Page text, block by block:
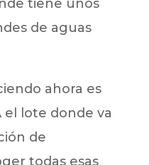
tiene unos
de aguas
ahora es
lote donde va
de
todas esas